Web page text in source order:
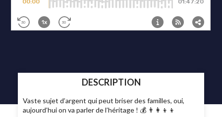
DESCRIPTION
Vaste sujet d’argent qui peut briser des familles, oui,
aujourd’hui on va parler de l’héritage ! 💰 👨‍👩‍👦‍👦